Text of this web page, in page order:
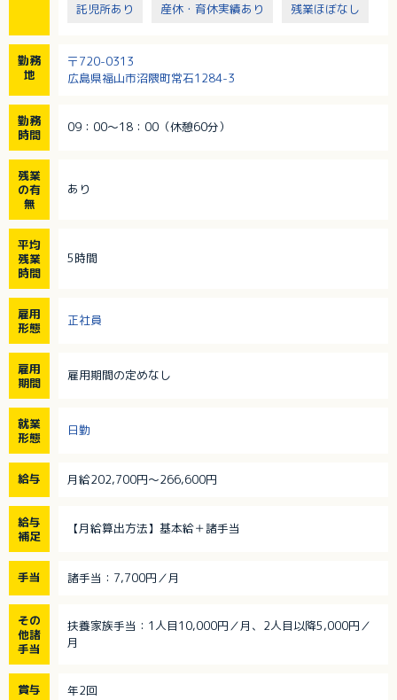
託児所あり 産休・育休実績あり 残業ほぼなし
勤務
地
〒720-0313
広島県福山市沼隈町常石1284-3
勤務
時間
09：00～18：00（休憩60分）
残業
の有
無
あり
平均
残業
時間
5時間
雇用
形態
正社員
雇用
期間
雇用期間の定めなし
就業
形態
日勤
給与 月給202,700円～266,600円
給与
補足
【月給算出方法】基本給＋諸手当
手当 諸手当：7,700円／月
その
他諸
手当
扶養家族手当：1人目10,000円／月、2人目以降5,000円／
月
賞与 年2回